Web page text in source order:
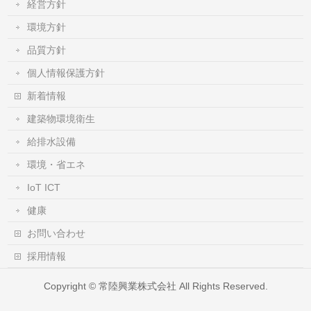
経営方針
環境方針
品質方針
個人情報保護方針
新着情報
建築物環境衛生
給排水設備
環境・省エネ
IoT ICT
健康
お問い合わせ
採用情報
Copyright © 常陸興業株式会社 All Rights Reserved.